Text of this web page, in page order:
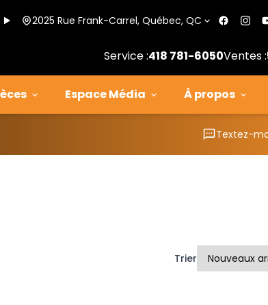
2025 Rue Frank-Carrel, Québec, QC
Service :418 781-6050Ventes :
Espace Média À propos
Textez-
Trier